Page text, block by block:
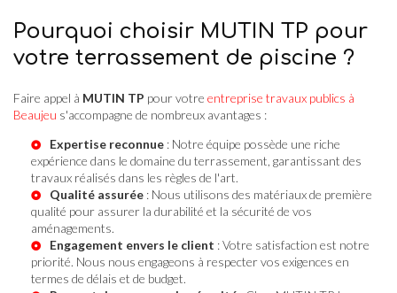
Pourquoi choisir MUTIN TP pour
votre terrassement de piscine ?
Faire appel à MUTIN TP pour votre entreprise travaux publics à
Beaujeu s'accompagne de nombreux avantages :
Expertise reconnue : Notre équipe possède une riche
expérience dans le domaine du terrassement, garantissant des
travaux réalisés dans les règles de l'art.
Qualité assurée : Nous utilisons des matériaux de première
qualité pour assurer la durabilité et la sécurité de vos
aménagements.
Engagement envers le client : Votre satisfaction est notre
priorité. Nous nous engageons à respecter vos exigences en
termes de délais et de budget.